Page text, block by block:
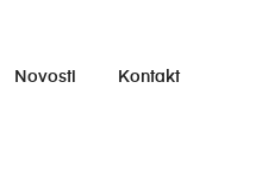
Novosti Kontakt